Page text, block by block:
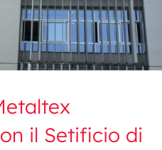
il Setificio di